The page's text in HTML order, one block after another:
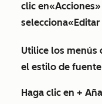
clic en«Acciones
selecciona«Editar
Utilice los menús
el estilo de
Haga clic en +